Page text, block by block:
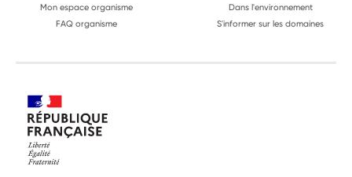
Mon espace organisme
FAQ organisme
Dans l'environnement
S'informer sur les domaines